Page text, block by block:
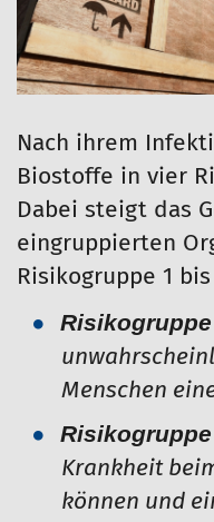
Nach ihrem
Biostoffe in vier
Dabei steigt das
eingruppierten
Risikogruppe 1
Menschen
Krankheit
können und